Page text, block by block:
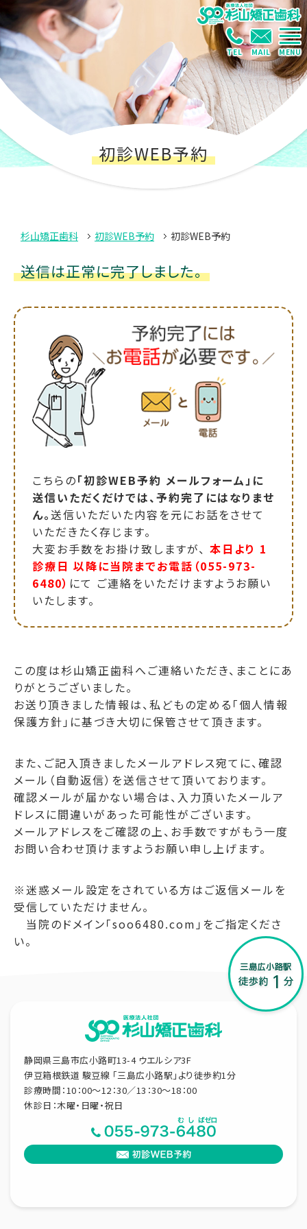
MENU
TEL MAIL
初診WEB予約
杉山矯正歯科 初診WEB予約 初診WEB予約
送信は正常に完了しました。
こちらの「初診WEB予約 メールフォーム」に
送信いただくだけでは、予約完了にはなりませ
ん。送信いただいた内容を元にお話をさせて
いただきたく存じます。
大変お手数をお掛け致しますが、 本日より 1
診療日 以降に当院までお電話（055-973-
6480） にて ご連絡をいただけますようお願い
いたします。
この度は杉山矯正歯科へご連絡いただき、まことにあ
りがとうございました。
お送り頂きました情報は、私どもの定める「個人情報
保護方針」に基づき大切に保管させて頂きます。
また、ご記入頂きましたメールアドレス宛てに、確認
メール（自動返信）を送信させて頂いております。
確認メールが届かない場合は、入力頂いたメールア
ドレスに間違いがあった可能性がございます。
メールアドレスをご確認の上、お手数ですがもう一度
お問い合わせ頂けますようお願い申し上げます。
※迷惑メール設定をされている方はご返信メールを
受信していただけません。
当院のドメイン「soo6480.com」をご指定くださ
い。
静岡県三島市広小路町13-4 ウエルシア3F
伊豆箱根鉄道 駿豆線 「三島広小路駅」より徒歩約1分
診療時間：10：00～12：30／13：30～18：00
休診日：木曜・日曜・祝日